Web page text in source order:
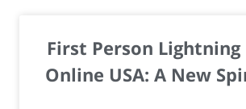
First Person
Online USA: A New